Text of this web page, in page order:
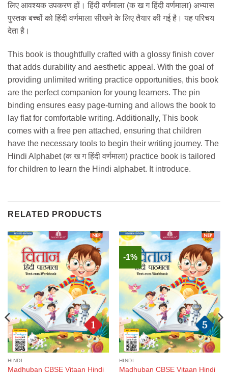
लिए आवश्यक उपकरण हों। हिंदी वर्णमाला (क ख ग हिंदी वर्णमाला) अभ्यास
पुस्तक बच्चों को हिंदी वर्णमाला सीखने के लिए तैयार की गई है। यह परिचय
देता है।
This book is thoughtfully crafted with a glossy finish cover
that adds durability and aesthetic appeal. With the goal of
providing unlimited writing practice opportunities, this book
are the perfect companion for young learners. The pin
binding ensures easy page-turning and allows the book to
lay flat for comfortable writing. Additionally, This book
comes with a free pen attached, ensuring that children
have the necessary tools to begin their writing journey. The
Hindi Alphabet (क ख ग हिंदी वर्णमाला) practice book is tailored
for children to learn the Hindi alphabet. It introduce.
RELATED PRODUCTS
HINDI
Madhuban CBSE Vitaan Hindi
-1%
HINDI
Madhuban CBSE Vitaan Hindi